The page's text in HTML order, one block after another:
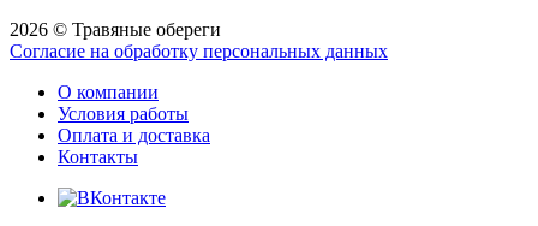
2026 © Травяные обереги
Согласие на обработку персональных данных
О компании
Условия работы
Оплата и доставка
Контакты